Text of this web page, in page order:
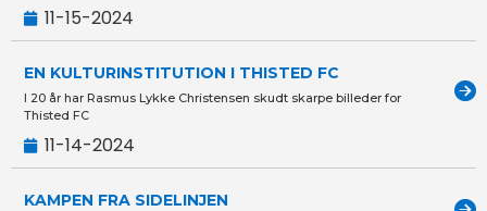
11-15-2024
EN KULTURINSTITUTION I THISTED FC
I 20 år har Rasmus Lykke Christensen skudt skarpe billeder for
Thisted FC
11-14-2024
KAMPEN FRA SIDELINJEN